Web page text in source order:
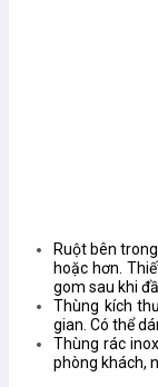
Ruột bên
hoặc hơn.
gom sau khi
Thùng kích
gian. Có thể
Thùng rác
phòng khách,